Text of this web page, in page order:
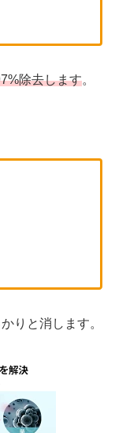
除去します。
りと消します。